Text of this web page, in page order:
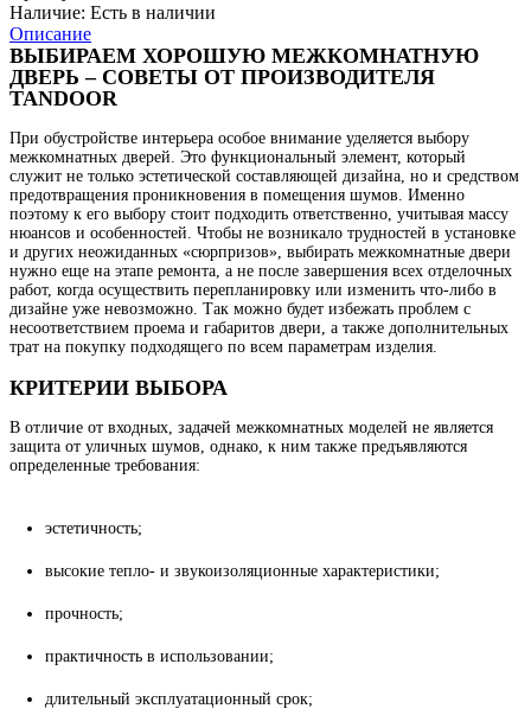
Наличие: Есть в наличии
Описание
ВЫБИРАЕМ ХОРОШУЮ МЕЖКОМНАТНУЮ
ДВЕРЬ – СОВЕТЫ ОТ ПРОИЗВОДИТЕЛЯ
TANDOOR
При обустройстве интерьера особое внимание уделяется выбору
межкомнатных дверей. Это функциональный элемент, который
служит не только эстетической составляющей дизайна, но и средством
предотвращения проникновения в помещения шумов. Именно
поэтому к его выбору стоит подходить ответственно, учитывая массу
нюансов и особенностей. Чтобы не возникало трудностей в установке
и других неожиданных «сюрпризов», выбирать межкомнатные двери
нужно еще на этапе ремонта, а не после завершения всех отделочных
работ, когда осуществить перепланировку или изменить что-либо в
дизайне уже невозможно. Так можно будет избежать проблем с
несоответствием проема и габаритов двери, а также дополнительных
трат на покупку подходящего по всем параметрам изделия.
КРИТЕРИИ ВЫБОРА
В отличие от входных, задачей межкомнатных моделей не является
защита от уличных шумов, однако, к ним также предъявляются
определенные требования:
эстетичность;
высокие тепло- и звукоизоляционные характеристики;
прочность;
практичность в использовании;
длительный эксплуатационный срок;